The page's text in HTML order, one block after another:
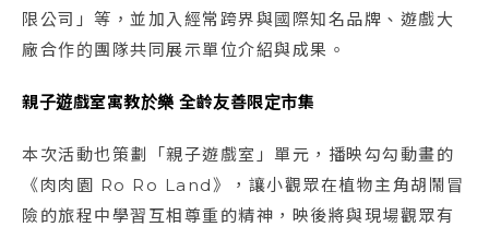
限公司」等，並加入經常跨界與國際知名品牌、遊戲大
廠合作的團隊共同展示單位介紹與成果。
親子遊戲室寓教於樂 全齡友善限定市集
本次活動也策劃「親子遊戲室」單元，播映勾勾動畫的
《肉肉園 Ro Ro Land》，讓小觀眾在植物主角胡鬧冒
險的旅程中學習互相尊重的精神，映後將與現場觀眾有